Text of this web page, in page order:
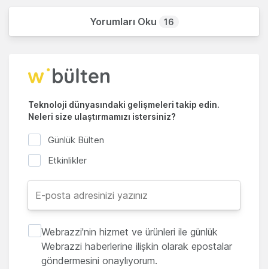
Yorumları Oku 16
Teknoloji dünyasındaki gelişmeleri takip edin.
Neleri size ulaştırmamızı istersiniz?
Günlük Bülten
Etkinlikler
Webrazzi'nin hizmet ve ürünleri ile günlük
Webrazzi haberlerine ilişkin olarak epostalar
göndermesini onaylıyorum.